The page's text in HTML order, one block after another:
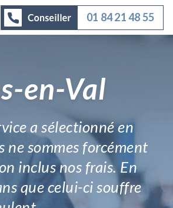
01 84 21 48 55
en-Val
a sélectionné en
sommes forcément
inclus nos frais. En
que celui-ci souffre